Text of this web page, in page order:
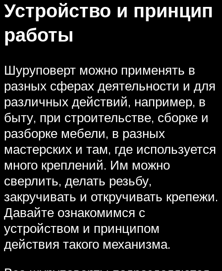
Устройство и принцип
работы
Шуруповерт можно применять в
разных сферах деятельности и для
различных действий, например, в
быту, при строительстве, сборке и
разборке мебели, в разных
мастерских и там, где используется
много креплений. Им можно
сверлить, делать резьбу,
закручивать и откручивать крепежи.
Давайте ознакомимся с
устройством и принципом
действия такого механизма.